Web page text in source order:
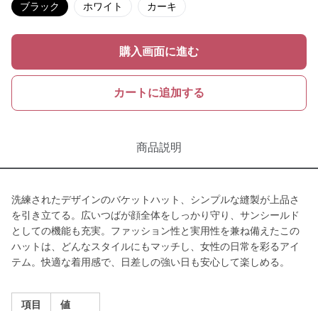
ブラック ホワイト カーキ
購入画面に進む
カートに追加する
商品説明
洗練されたデザインのバケットハット、シンプルな縫製が上品さ
を引き立てる。広いつばが顔全体をしっかり守り、サンシールド
としての機能も充実。ファッション性と実用性を兼ね備えたこの
ハットは、どんなスタイルにもマッチし、女性の日常を彩るアイ
テム。快適な着用感で、日差しの強い日も安心して楽しめる。
項目 値